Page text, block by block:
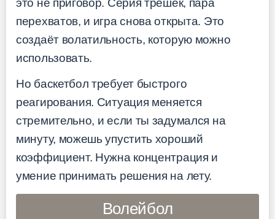
это не приговор. Серия трёшек, пара
перехватов, и игра снова открыта. Это
создаёт волатильность, которую можно
использовать.
Но баскетбол требует быстрого
реагирования. Ситуация меняется
стремительно, и если ты задумался на
минуту, можешь упустить хороший
коэффициент. Нужна концентрация и
умение принимать решения на лету.
Волейбол